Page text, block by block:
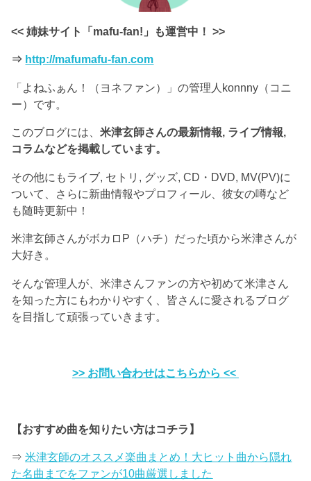
<< 姉妹サイト「mafu-fan!」も運営中！ >>
⇒ http://mafumafu-fan.com
「よねふぁん！（ヨネファン）」の管理人konnny（コニ
ー）です。
このブログには、米津玄師さんの最新情報, ライブ情報,
コラムなどを掲載しています。
その他にもライブ, セトリ, グッズ, CD・DVD, MV(PV)に
ついて、さらに新曲情報やプロフィール、彼女の噂など
も随時更新中！
米津玄師さんがボカロP（ハチ）だった頃から米津さんが
大好き。
そんな管理人が、米津さんファンの方や初めて米津さん
を知った方にもわかりやすく、皆さんに愛されるブログ
を目指して頑張っていきます。
>> お問い合わせはこちらから <<
【おすすめ曲を知りたい方はコチラ】
⇒米津玄師のオススメ楽曲まとめ！大ヒット曲から隠れ
た名曲までをファンが10曲厳選しました